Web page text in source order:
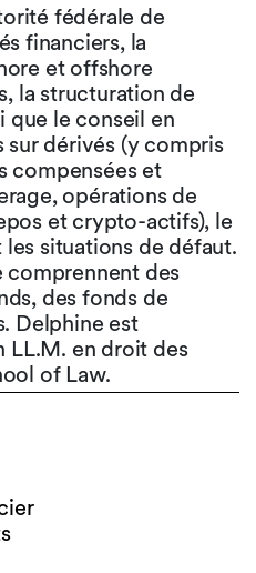
fédérale de
financiers, la
et offshore
la structuration de
que le conseil en
sur dérivés (y compris
compensées et
opérations de
et crypto-actifs), le
situations de défaut.
comprennent des
des fonds de
Delphine est
LL.M. en droit des
of Law.